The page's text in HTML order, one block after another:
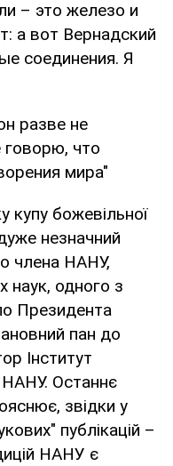
– это железо и
а вот Вернадский
соединения. Я
разве не
говорю, что
мира"
купу божевільної
незначний
члена НАНУ,
наук, одного з
Президента
пан до
Інститут
НАНУ. Останнє
звідки у
публікацій –
НАНУ є